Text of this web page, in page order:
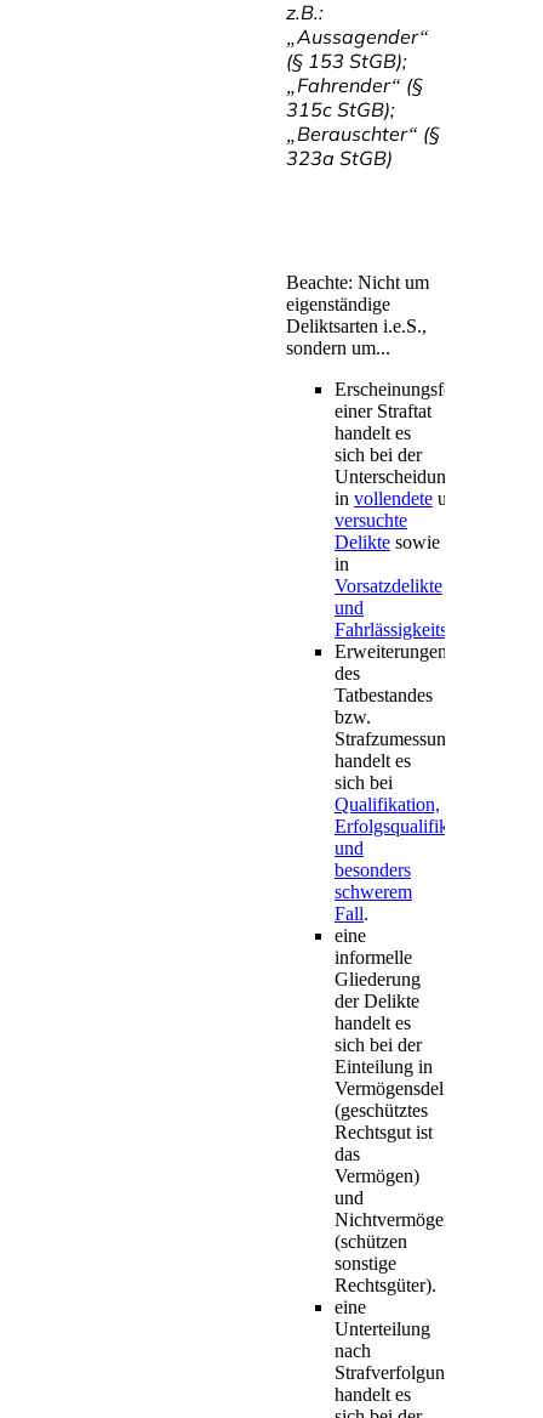
z.B.:
„Aussagender“
(§ 153 StGB);
„Fahrender“ (§
315c StGB);
„Berauschter“ (§
323a StGB)
Beachte: Nicht um
eigenständige
Deliktsarten i.e.S.,
sondern um...
Erscheinungsformen
einer Straftat
handelt es
sich bei der
Unterscheidung
in vollendete und
versuchte
Delikte sowie
in
Vorsatzdelikte
und
Fahrlässigkeitsdelikte
Erweiterungen
des
Tatbestandes
bzw.
handelt es
sich bei
Qualifikation,
Erfolgsqualifikation
und
besonders
schwerem
Fall.
eine
informelle
Gliederung
der Delikte
handelt es
sich bei der
Einteilung in
Vermögensdelikte
(geschütztes
Rechtsgut ist
das
Vermögen)
und
Nichtvermögensdelikte
(schützen
sonstige
Rechtsgüter).
eine
Unterteilung
nach
handelt es